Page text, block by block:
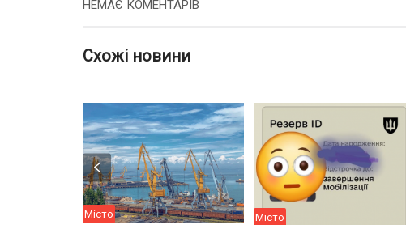
НЕМАЄ КОМЕНТАРІВ
Схожі новини
Місто Місто